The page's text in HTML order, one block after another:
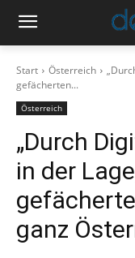
Start Österreich
gefächerten...
Österreich
„Durch
in der
ganz